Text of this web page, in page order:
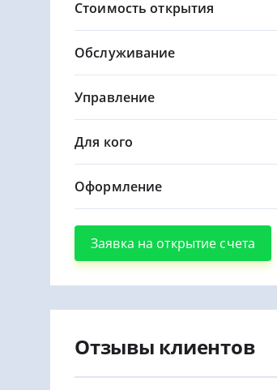
Стоимость открытия
Обслуживание
Управление
Для кого
Оформление
Заявка на открытие счета
Отзывы клиентов